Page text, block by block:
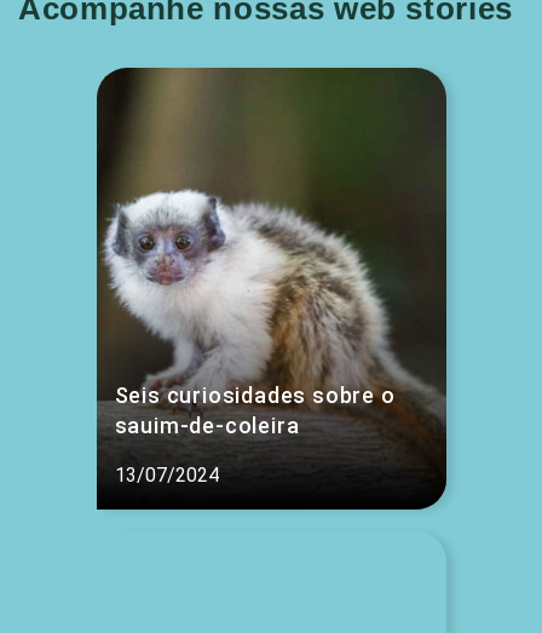
Acompanhe nossas web stories
Seis curiosidades sobre o
sauim-de-coleira
13/07/2024